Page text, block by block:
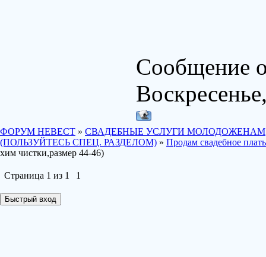
Сообщение
ФОРУМ НЕВЕСТ » СВАДЕБНЫЕ УСЛУГИ МОЛОДОЖЕНАМ
(ПОЛЬЗУЙТЕСЬ СПЕЦ. РАЗДЕЛОМ) » Продам свадебное
хим чистки,размер 44-46)
Страница 1 из 1 1